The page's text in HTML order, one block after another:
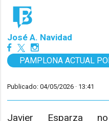
José A. Navidad
PAMPLONA ACTUAL
Publicado: 04/05/2026 · 13:41
Javier Esparza